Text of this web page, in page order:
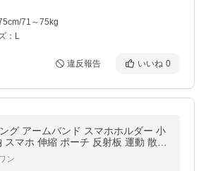
71～75kg
：L
違反報告 いいね 0
グ アームバンド スマホホルダー 小
スマホ 伸縮 ポーチ 反射板 運動 散歩
グ ウォーキング ジョギング トレー
ケット SMAPITA
ン